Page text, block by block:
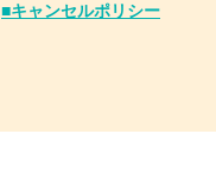
​■キャンセルポリシー